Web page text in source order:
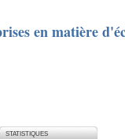
en matière
STATISTIQUES